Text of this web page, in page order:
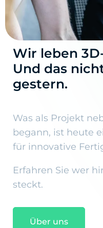
Wir leben
Und das
gestern.
Was als Projekt
begann, ist heute
für innovative
Erfahren Sie wer
steckt.
Über uns